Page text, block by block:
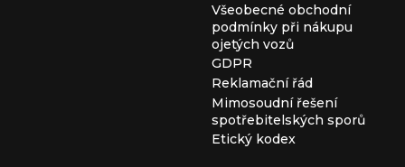
Všeobecné obchodní
podmínky při nákupu
ojetých vozů
GDPR
Reklamační řád
Mimosoudní řešení
spotřebitelských sporů
Etický kodex